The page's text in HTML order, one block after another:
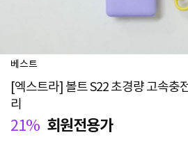
베스트
[엑스트라] 볼트 S22 초경량 고속충
리
21% 회원전용가